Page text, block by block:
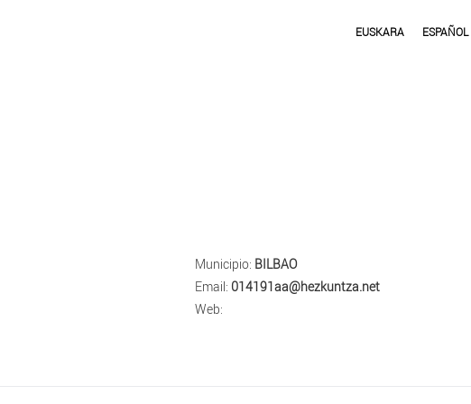
EUSKARA ESPAÑOL
Municipio: BILBAO
Email: 014191aa@hezkuntza.net
Web: